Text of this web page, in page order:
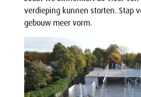
verdieping kunnen storten. Stap
gebouw meer vorm.